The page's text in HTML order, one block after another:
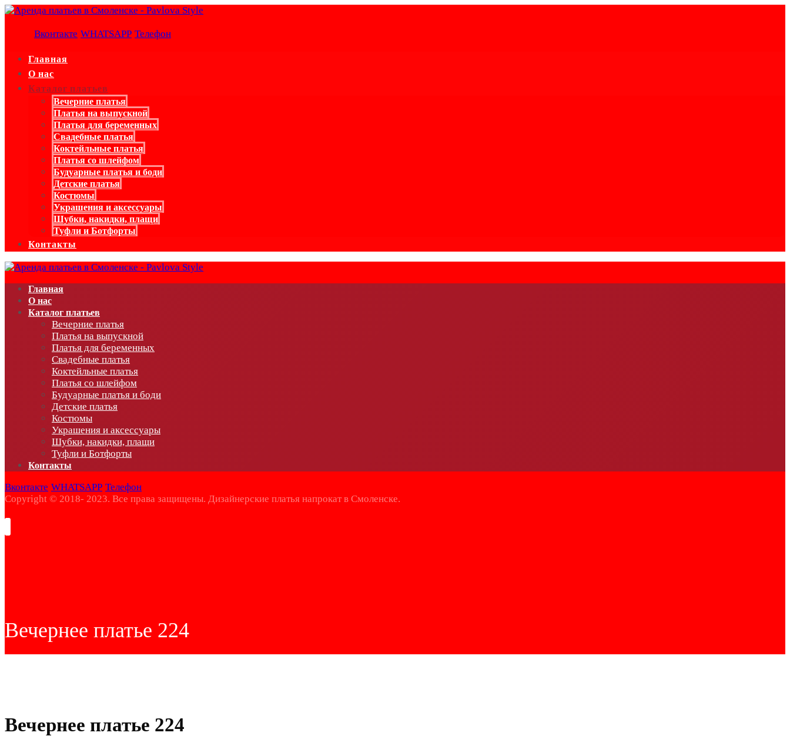
Вконтакте WHATSAPP Телефон
Главная
О нас
Каталог платьев
Вечерние платья
Платья на выпускной
Платья для беременных
Свадебные платья
Коктейльные платья
Платья со шлейфом
Будуарные платья и боди
Детские платья
Костюмы
Украшения и аксессуары
Шубки, накидки, плащи
Туфли и Ботфорты
Контакты
Главная
О нас
Каталог платьев
Вечерние платья
Платья на выпускной
Платья для беременных
Свадебные платья
Коктейльные платья
Платья со шлейфом
Будуарные платья и боди
Детские платья
Костюмы
Украшения и аксессуары
Шубки, накидки, плащи
Туфли и Ботфорты
Контакты
Вконтакте WHATSAPP Телефон
Copyright © 2018- 2023. Все права защищены. Дизайнерские платья напрокат в Смоленске.
Вечернее платье 224
Вечернее платье 224